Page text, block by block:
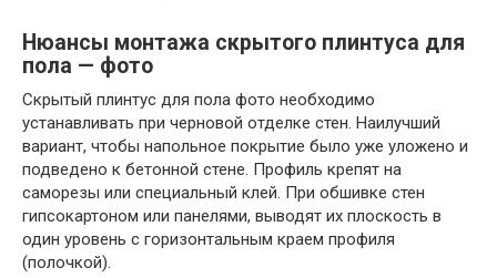
Нюансы монтажа скрытого плинтуса для
пола — фото
Скрытый плинтус для пола фото необходимо
устанавливать при черновой отделке стен. Наилучший
вариант, чтобы напольное покрытие было уже уложено и
подведено к бетонной стене. Профиль крепят на
саморезы или специальный клей. При обшивке стен
гипсокартоном или панелями, выводят их плоскость в
один уровень с горизонтальным краем профиля
(полочкой).